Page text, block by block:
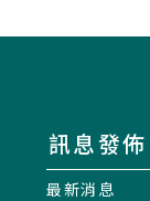
訊息發佈
最新消息